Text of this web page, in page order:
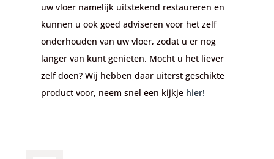
uw vloer namelijk uitstekend restaureren en
kunnen u ook goed adviseren voor het zelf
onderhouden van uw vloer, zodat u er nog
langer van kunt genieten. Mocht u het liever
zelf doen? Wij hebben daar uiterst geschikte
product voor, neem snel een kijkje hier!